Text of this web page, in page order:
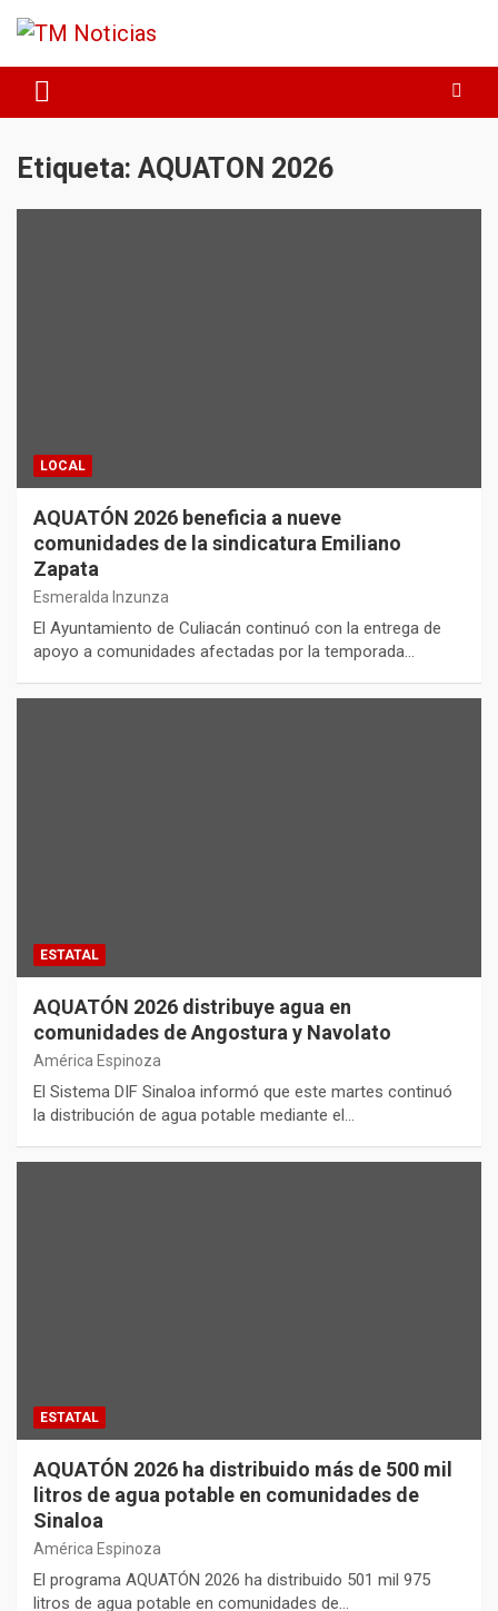
TM Noticias
Etiqueta: AQUATON 2026
LOCAL
AQUATÓN 2026 beneficia a nueve
comunidades de la sindicatura Emiliano
Zapata
Esmeralda Inzunza
El Ayuntamiento de Culiacán continuó con la entrega de
apoyo a comunidades afectadas por la temporada…
ESTATAL
AQUATÓN 2026 distribuye agua en
comunidades de Angostura y Navolato
América Espinoza
El Sistema DIF Sinaloa informó que este martes continuó
la distribución de agua potable mediante el…
ESTATAL
AQUATÓN 2026 ha distribuido más de 500 mil
litros de agua potable en comunidades de
Sinaloa
América Espinoza
El programa AQUATÓN 2026 ha distribuido 501 mil 975
litros de agua potable en comunidades de…